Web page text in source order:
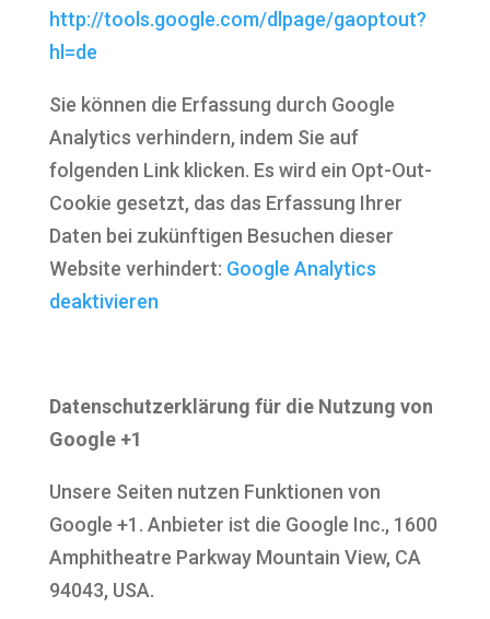
http://tools.google.com/dlpage/gaoptout?
hl=de
Sie können die Erfassung durch Google
Analytics verhindern, indem Sie auf
folgenden Link klicken. Es wird ein Opt-Out-
Cookie gesetzt, das das Erfassung Ihrer
Daten bei zukünftigen Besuchen dieser
Website verhindert: Google Analytics
deaktivieren
Datenschutzerklärung für die Nutzung von
Google +1
Unsere Seiten nutzen Funktionen von
Google +1. Anbieter ist die Google Inc., 1600
Amphitheatre Parkway Mountain View, CA
94043, USA.